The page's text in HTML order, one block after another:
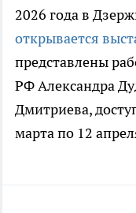
2026 года в
открывается
представлены
РФ Александра
Дмитриева,
марта по 12